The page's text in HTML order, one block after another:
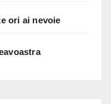
ori ai nevoie